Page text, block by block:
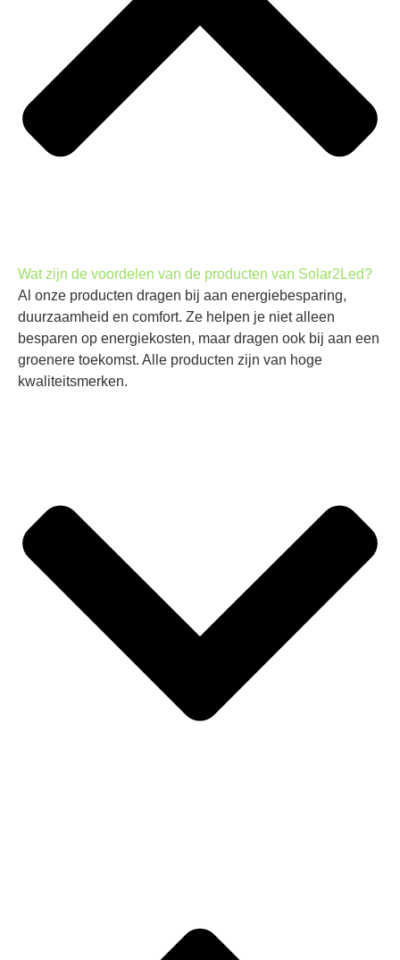
Wat zijn de voordelen van de producten van Solar2Led?
Al onze producten dragen bij aan energiebesparing,
duurzaamheid en comfort. Ze helpen je niet alleen
besparen op energiekosten, maar dragen ook bij aan een
groenere toekomst. Alle producten zijn van hoge
kwaliteitsmerken.